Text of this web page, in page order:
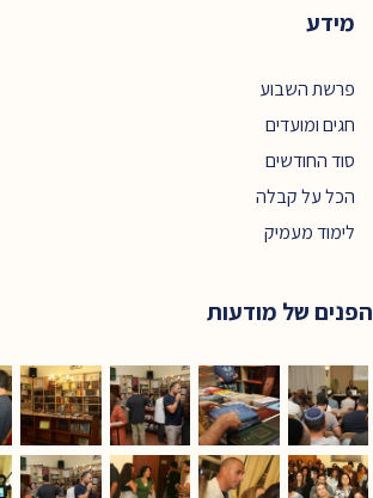
מידע
פרשת השבוע
חגים ומועדים
סוד החודשים
הכל על קבלה
לימוד מעמיק
הפנים של מודעות